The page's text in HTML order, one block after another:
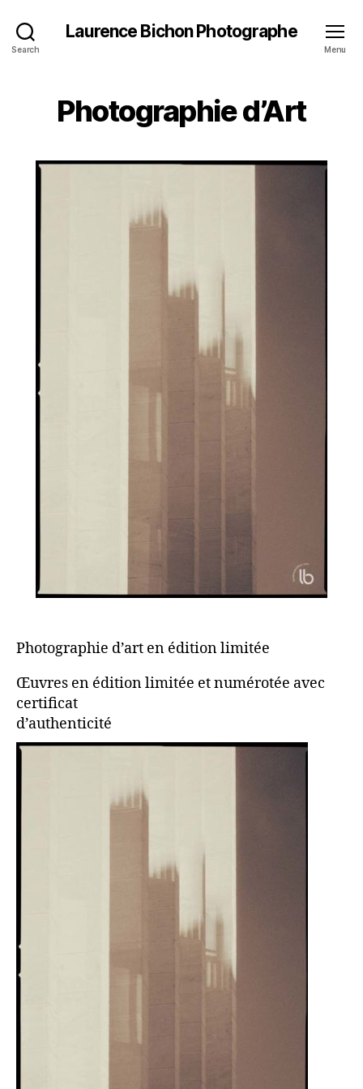
Search
Laurence Bichon Photographe
Menu
Photographie d’Art
Photographie d’art en édition limitée
Œuvres en édition limitée et numérotée avec
certificat
d’authenticité